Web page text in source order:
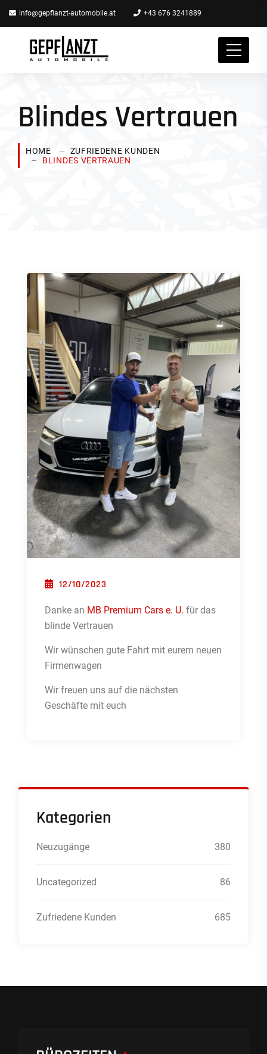
info@gepflanzt-automobile.at +43 676 3241889
Blindes Vertrauen
HOME
ZUFRIEDENE KUNDEN
BLINDES VERTRAUEN
POSTED ON
12/10/2023
Danke an MB Premium Cars e. U. für das
blinde Vertrauen
Wir wünschen gute Fahrt mit eurem neuen
Firmenwagen
Wir freuen uns auf die nächsten
Geschäfte mit euch
Kategorien
Neuzugänge 380
Uncategorized 86
Zufriedene Kunden 685